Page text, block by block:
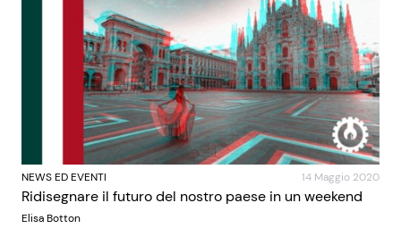
NEWS ED EVENTI 14 Maggio 2020
Ridisegnare il futuro del nostro paese in un weekend
Elisa Botton